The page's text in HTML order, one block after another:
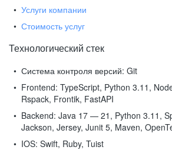
Услуги компании
Стоимость услуг
Технологический стек
Система контроля версий: Git
Frontend: TypeScript, Python 3.11,
Rspack, Frontik, FastAPI
Backend: Java 17 — 21, Python 3.11,
Jackson, Jersey, Junit 5, Maven,
IOS: Swift, Ruby, Tuist